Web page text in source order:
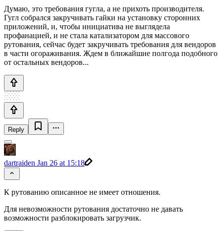
Думаю, это требования гугла, а не прихоть производителя.
Гугл собрался закручивать гайки на установку сторонних
приложений, и, чтобы инициатива не выглядела
профанацией, и не стала катализатором для массового
рутования, сейчас будет закручивать требования для вендоров
в части огораживания. Ждем в ближайшие полгода подобного
от остальных вендоров...
Reply
dartraiden Jan 26 at 15:18
К рутованию описанное не имеет отношения.
Для невозможности рутования достаточно не давать
возможности разблокировать загрузчик.